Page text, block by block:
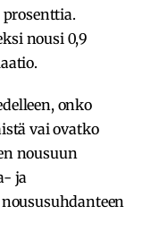
nousi 0,9
onko
vai ovatko
nousuun
ja